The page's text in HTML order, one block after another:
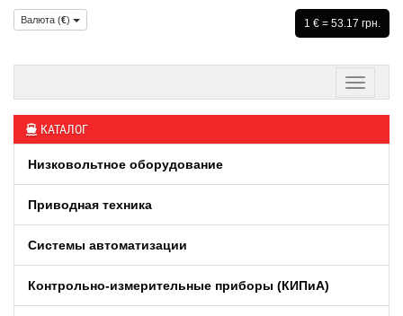
Валюта (€) 1 € = 53.17 грн.
КАТАЛОГ
Низковольтное оборудование
Приводная техника
Системы автоматизации
Контрольно-измерительные приборы (КИПиA)